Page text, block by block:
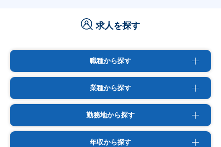
求人を探す
職種から探す
業種から探す
勤務地から探す
年収から探す